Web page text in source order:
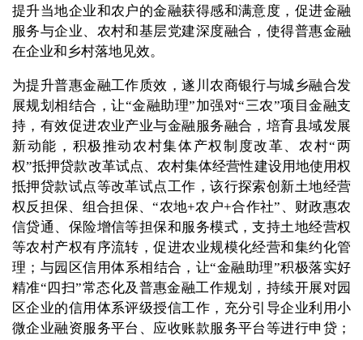
提升当地企业和农户的金融获得感和满意度，促进金融
服务与企业、农村和基层党建深度融合，使得普惠金融
在企业和乡村落地见效。
为提升普惠金融工作质效，遂川农商银行与城乡融合发
展规划相结合，让“金融助理”加强对“三农”项目金融支
持，有效促进农业产业与金融服务融合，培育县域发展
新动能，积极推动农村集体产权制度改革、农村“两
权”抵押贷款改革试点、农村集体经营性建设用地使用权
抵押贷款试点等改革试点工作，该行探索创新土地经营
权反担保、组合担保、“农地+农户+合作社”、财政惠农
信贷通、保险增信等担保和服务模式，支持土地经营权
等农村产权有序流转，促进农业规模化经营和集约化管
理；与园区信用体系相结合，让“金融助理”积极落实好
精准“四扫”常态化及普惠金融工作规划，持续开展对园
区企业的信用体系评级授信工作，充分引导企业利用小
微企业融资服务平台、应收账款服务平台等进行申贷；